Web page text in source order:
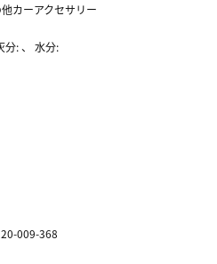
カーアクセサリー
分: 、 水分:
009-368